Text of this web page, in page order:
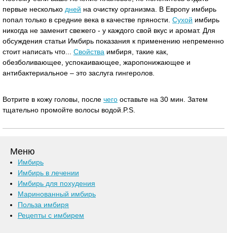
первые несколько дней на очистку организма. В Европу имбирь
попал только в средние века в качестве пряности. Сухой имбирь
никогда не заменит свежего - у каждого свой вкус и аромат. Для
обсуждения статьи Имбирь показания к применению непременно
стоит написать что... Свойства имбиря, такие как,
обезболивающее, успокаивающее, жаропонижающее и
антибактериальное – это заслуга гингеролов.
Вотрите в кожу головы, после чего оставьте на 30 мин. Затем
тщательно промойте волосы водой.P.S.
Меню
Имбирь
Имбирь в лечении
Имбирь для похудения
Маринованный имбирь
Польза имбиря
Рецепты с имбирем